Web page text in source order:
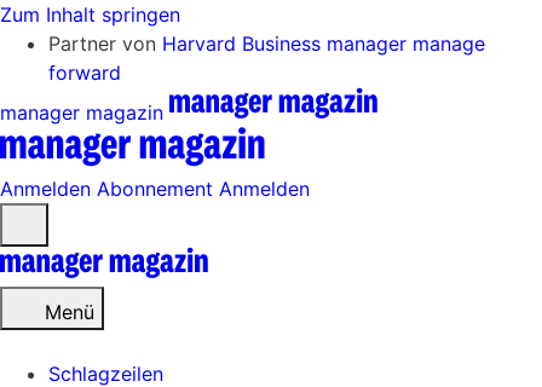
Zum Inhalt springen
Partner von Harvard Business manager manage
forward
manager magazin
Anmelden Abonnement Anmelden
öffnen
Menü
Schlagzeilen